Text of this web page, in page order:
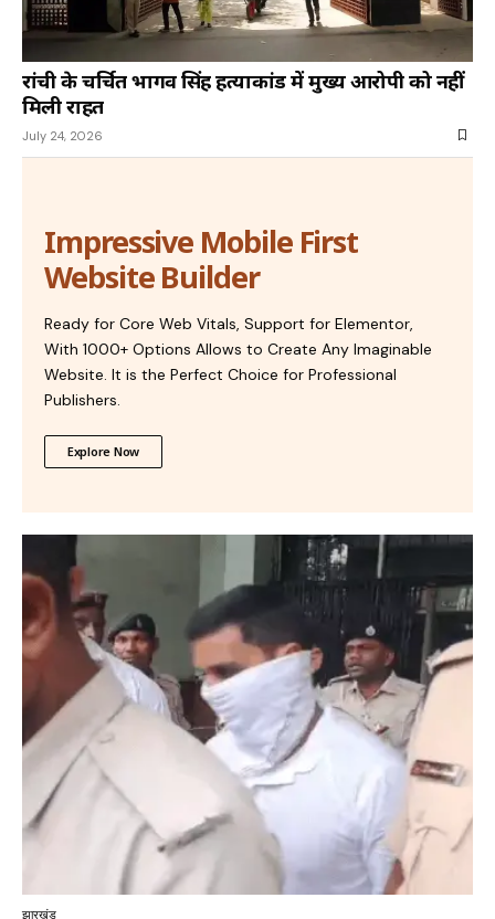
रांची के चर्चित भार्गव सिंह हत्याकांड में मुख्य आरोपी को नहीं
मिली राहत
July 24, 2026
Impressive Mobile First
Website Builder
Ready for Core Web Vitals, Support for Elementor,
With 1000+ Options Allows to Create Any Imaginable
Website. It is the Perfect Choice for Professional
Publishers.
Explore Now
झारखंड